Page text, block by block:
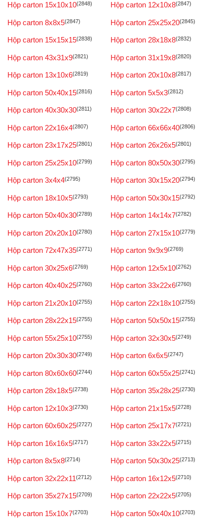
Hộp carton 15x10x10(2848) Hộp carton 12x10x8(2847)
Hộp carton 8x8x5(2847) Hộp carton 25x25x20(2845)
Hộp carton 15x15x15(2838) Hộp carton 28x18x8(2832)
Hộp carton 43x31x9(2821) Hộp carton 31x19x8(2820)
Hộp carton 13x10x6(2819) Hộp carton 20x10x8(2817)
Hộp carton 50x40x15(2816) Hộp carton 5x5x3(2812)
Hộp carton 40x30x30(2811) Hộp carton 30x22x7(2808)
Hộp carton 22x16x4(2807) Hộp carton 66x66x40(2806)
Hộp carton 23x17x25(2801) Hộp carton 26x26x5(2801)
Hộp carton 25x25x10(2799) Hộp carton 80x50x30(2795)
Hộp carton 3x4x4(2795) Hộp carton 30x15x20(2794)
Hộp carton 18x10x5(2793) Hộp carton 50x30x15(2792)
Hộp carton 50x40x30(2789) Hộp carton 14x14x7(2782)
Hộp carton 20x20x10(2780) Hộp carton 27x15x10(2779)
Hộp carton 72x47x35(2771) Hộp carton 9x9x9(2769)
Hộp carton 30x25x6(2769) Hộp carton 12x5x10(2762)
Hộp carton 40x40x25(2760) Hộp carton 33x22x6(2760)
Hộp carton 21x20x10(2755) Hộp carton 22x18x10(2755)
Hộp carton 28x22x15(2755) Hộp carton 50x50x15(2755)
Hộp carton 55x25x10(2755) Hộp carton 32x30x5(2749)
Hộp carton 20x30x30(2749) Hộp carton 6x6x5(2747)
Hộp carton 80x60x60(2744) Hộp carton 60x55x25(2741)
Hộp carton 28x18x5(2738) Hộp carton 35x28x25(2730)
Hộp carton 12x10x3(2730) Hộp carton 21x15x5(2728)
Hộp carton 60x60x25(2727) Hộp carton 25x17x7(2721)
Hộp carton 16x16x5(2717) Hộp carton 33x22x5(2715)
Hộp carton 8x5x8(2714) Hộp carton 50x30x25(2713)
Hộp carton 32x22x11(2712) Hộp carton 16x12x5(2710)
Hộp carton 35x27x15(2709) Hộp carton 22x22x5(2705)
Hộp carton 15x10x7(2703) Hộp carton 50x40x10(2703)